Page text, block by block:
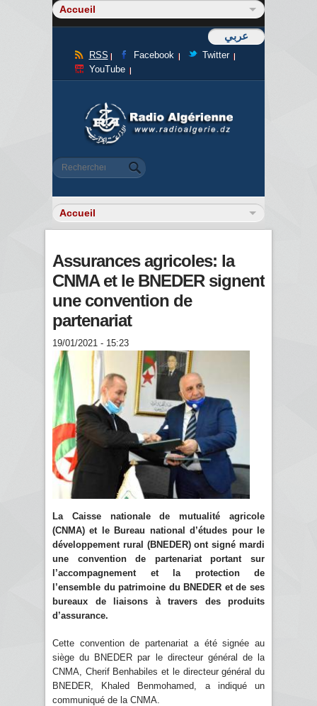
عربي
RSS Facebook
Twitter
YouTube
Formulaire de recherche
Rechercher
Assurances agricoles: la
CNMA et le BNEDER signent
une convention de
partenariat
19/01/2021 - 15:23
La Caisse nationale de mutualité agricole
(CNMA) et le Bureau national d’études pour le
développement rural (BNEDER) ont signé mardi
une convention de partenariat portant sur
l’accompagnement et la protection de
l’ensemble du patrimoine du BNEDER et de ses
bureaux de liaisons à travers des produits
d’assurance.
Cette convention de partenariat a été signée au
siège du BNEDER par le directeur général de la
CNMA, Cherif Benhabiles et le directeur général du
BNEDER, Khaled Benmohamed, a indiqué un
communiqué de la CNMA.